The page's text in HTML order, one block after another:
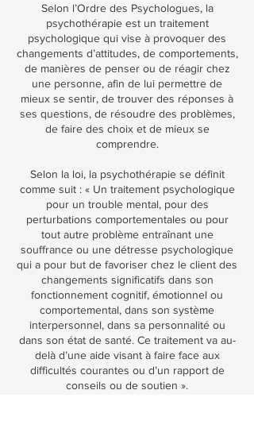
Selon l’Ordre des Psychologues, la
psychothérapie est un traitement
psychologique qui vise à provoquer des
changements d’attitudes, de comportements,
de manières de penser ou de réagir chez
une personne, afin de lui permettre de
mieux se sentir, de trouver des réponses à
ses questions, de résoudre des problèmes,
de faire des choix et de mieux se
comprendre.
Selon la loi, la psychothérapie se définit
comme suit : « Un traitement psychologique
pour un trouble mental, pour des
perturbations comportementales ou pour
tout autre problème entraînant une
souffrance ou une détresse psychologique
qui a pour but de favoriser chez le client des
changements significatifs dans son
fonctionnement cognitif, émotionnel ou
comportemental, dans son système
interpersonnel, dans sa personnalité ou
dans son état de santé. Ce traitement va au-
delà d’une aide visant à faire face aux
difficultés courantes ou d’un rapport de
conseils ou de soutien ».